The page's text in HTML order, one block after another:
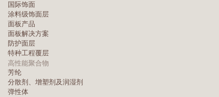
国际饰面
涂料级饰面层
面板产品
面板解决方案
防护面层
特种工程覆层
高性能聚合物
芳纶
分散剂、增塑剂及润湿剂
弹性体